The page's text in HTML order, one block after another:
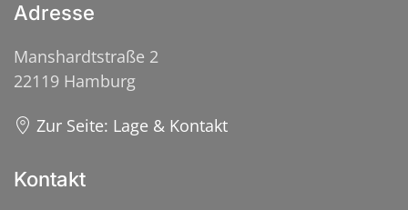
Adresse
Manshardtstraße 2
22119 Hamburg
Zur Seite: Lage & Kontakt
Kontakt